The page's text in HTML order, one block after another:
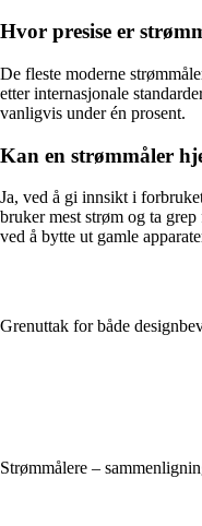
Hvor presise er
De fleste moderne
etter internasjonale
vanligvis under én prosent.
Kan en strømmåler
Ja, ved å gi innsikt i
bruker mest strøm og ta
ved å bytte ut gamle
Grenuttak for både
Strømmålere –